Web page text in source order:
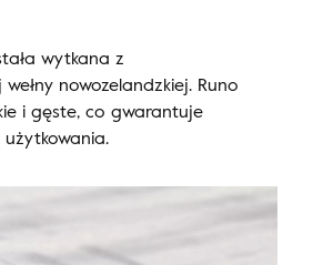
wytkana z
nowozelandzkiej. Runo
i gęste, co gwarantuje